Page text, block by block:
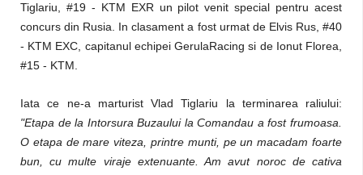
Tiglariu, #19 - KTM EXR un pilot venit special pentru acest
concurs din Rusia. In clasament a fost urmat de Elvis Rus, #40
- KTM EXC, capitanul echipei GerulaRacing si de Ionut Florea,
#15 - KTM.
Iata ce ne-a marturist Vlad Tiglariu la terminarea raliului:
"Etapa de la Intorsura Buzaului la Comandau a fost frumoasa.
O etapa de mare viteza, printre munti, pe un macadam foarte
bun, cu multe viraje extenuante. Am avut noroc de cativa